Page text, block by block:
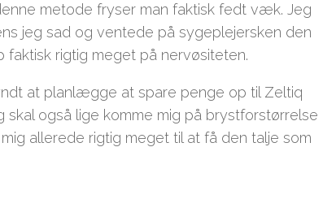
metode fryser man faktisk fedt væk. Jeg
jeg sad og ventede på sygeplejersken den
faktisk rigtig meget på nervøsiteten.
at planlægge at spare penge op til Zeltiq
også lige komme mig på brystforstørrelse
allerede rigtig meget til at få den talje som